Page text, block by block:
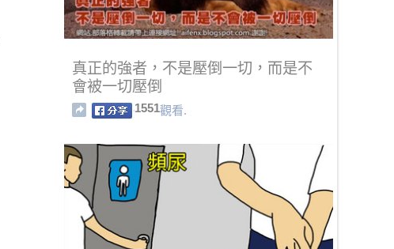
真正的強者，不是壓倒一切，而是不
會被一切壓倒
1551觀看.